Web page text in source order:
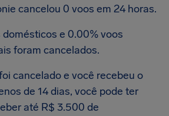
cancelou 0 voos em 24 horas.
e 0.00% voos
foram cancelados.
cancelado e você recebeu o
de 14 dias, você pode ter
até R$ 3.500 de